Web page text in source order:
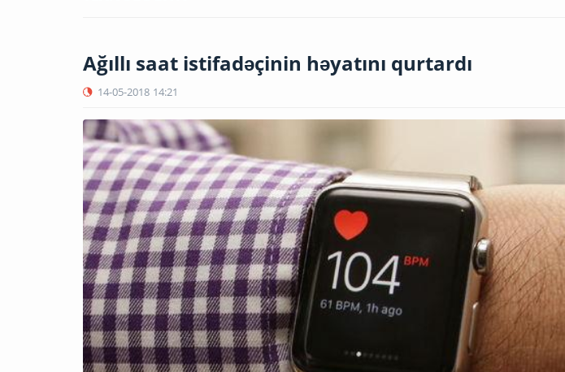
Ağıllı saat istifadəçinin həyatını qurtardı
14-05-2018 14:21